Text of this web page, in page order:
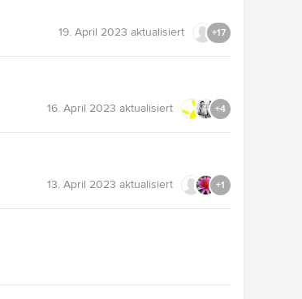
19. April 2023 aktualisiert +17
16. April 2023 aktualisiert +4
13. April 2023 aktualisiert +1